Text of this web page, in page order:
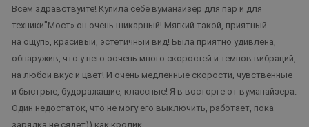
Всем здравствуйте! Купила себе вуманайзер для пар и для
техники"Мост».он очень шикарный! Мягкий такой, приятный
на ощупь, красивый, эстетичный вид! Была приятно удивлена,
обнаружив, что у него оочень много скоростей и темпов вибраций,
на любой вкус и цвет! И очень медленные скорости, чувственные
и быстрые, будоражащие, классные! Я в восторге от вуманайзера.
Один недостаток, что не могу его выключить, работает, пока
зарядка не сядет)) как кролик..